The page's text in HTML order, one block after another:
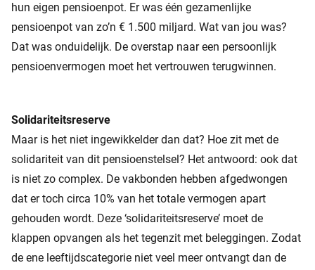
hun eigen pensioenpot. Er was één gezamenlijke
pensioenpot van zo’n € 1.500 miljard. Wat van jou was?
Dat was onduidelijk. De overstap naar een persoonlijk
pensioenvermogen moet het vertrouwen terugwinnen.
Solidariteitsreserve
Maar is het niet ingewikkelder dan dat? Hoe zit met de
solidariteit van dit pensioenstelsel? Het antwoord: ook dat
is niet zo complex. De vakbonden hebben afgedwongen
dat er toch circa 10% van het totale vermogen apart
gehouden wordt. Deze ‘solidariteitsreserve’ moet de
klappen opvangen als het tegenzit met beleggingen. Zodat
de ene leeftijdscategorie niet veel meer ontvangt dan de